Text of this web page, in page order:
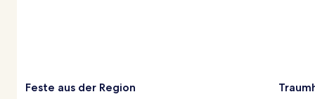
Feste aus der Region